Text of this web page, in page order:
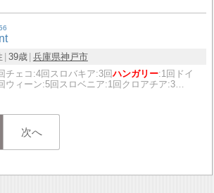
39歳 兵庫県神戸市
チェコ:4回スロバキア:3回ハンガリー:1回ドイ
ウィーン:5回スロベニア:1回クロアチア:3…
次へ